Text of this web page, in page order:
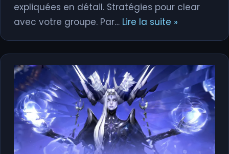
expliquées en détail. Stratégies pour clear
avec votre groupe. Par… Lire la suite »